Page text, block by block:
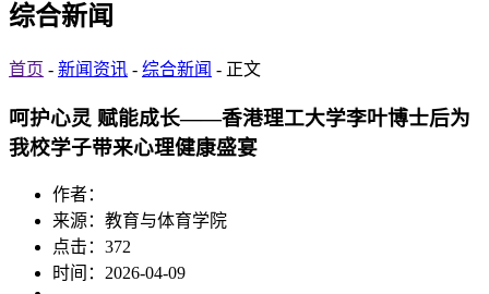
综合新闻
首页 - 新闻资讯 - 综合新闻 - 正文
呵护心灵 赋能成长——香港理工大学李叶博士后为
我校学子带来心理健康盛宴
作者：
来源：教育与体育学院
点击： 372
时间：2026-04-09